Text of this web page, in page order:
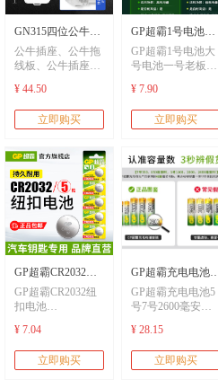
GN315四位公牛插
座公牛排插
0.5/1/2/3/5/8/10/15/20
米线
公牛插座、公牛拖
线板、公牛插座
牛轨道插座、公牛
快充、公牛充电
桩、usb快充
¥ 44.50
立即购买
GP超霸1号电池大
号电池一号老板方
太华帝美的煤气灶
燃气灶专用电池天
然气灶具燃气表热
水器碱性碳性耐用
高温
GP超霸1号电池大
号电池一号老板方
燃气灶专用电池天
然气灶具燃气表热
水器碱性碳性耐用
¥ 7.90
立即购买
GP超霸CR2032纽
扣电池
cr2025/cr2016/cr2450/cr3032
汽车钥匙遥控器摇
控器钮扣电池
GP超霸CR2032纽
扣电池
汽车钥匙遥控器摇
控器钮扣电池
cr1632丰田奥迪大
¥ 7.04
立即购买
GP超霸充电电池5
号7号2600毫安时
大容量五号七号智
能快充充电器镍氢
GP超霸充电电池5
号7号2600毫安时
能快充充电器镍氢
¥ 28.15
立即购买